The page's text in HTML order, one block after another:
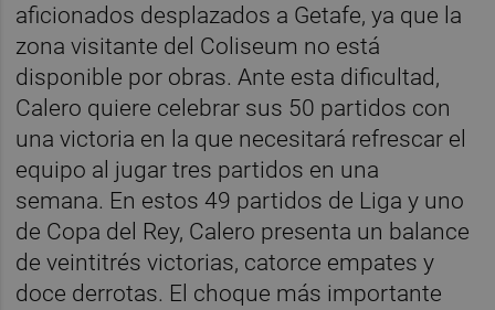
aficionados desplazados a Getafe, ya que la
zona visitante del Coliseum no está
disponible por obras. Ante esta dificultad,
Calero quiere celebrar sus 50 partidos con
una victoria en la que necesitará refrescar el
equipo al jugar tres partidos en una
semana. En estos 49 partidos de Liga y uno
de Copa del Rey, Calero presenta un balance
de veintitrés victorias, catorce empates y
doce derrotas. El choque más importante